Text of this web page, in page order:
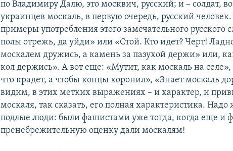
по Владимиру Далю, это москвич, русский; и – солдат,
украинцев москаль, в первую очередь, русский
примеры употребления этого замечательного русского
полы отрежь, да уйди» или «Стой. Кто идет? Черт!
москалем дружись, а камень за пазухой держи» или,
кол держись». А вот еще: «Мутит, как москаль на
что крадет, а чтобы концы хоронил», «Знает москаль
видим, в этих метких выражениях – и характер, и
москаля, так сказать, его полная характеристика.
подлые люди: были фашистами уже тогда, когда еще и
пренебрежительную оценку дали москалям!